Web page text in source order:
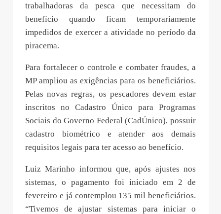
trabalhadoras da pesca que necessitam do
benefício quando ficam temporariamente
impedidos de exercer a atividade no período da
piracema.
Para fortalecer o controle e combater fraudes, a
MP ampliou as exigências para os beneficiários.
Pelas novas regras, os pescadores devem estar
inscritos no Cadastro Único para Programas
Sociais do Governo Federal (CadÚnico), possuir
cadastro biométrico e atender aos demais
requisitos legais para ter acesso ao benefício.
Luiz Marinho informou que, após ajustes nos
sistemas, o pagamento foi iniciado em 2 de
fevereiro e já contemplou 135 mil beneficiários.
“Tivemos de ajustar sistemas para iniciar o